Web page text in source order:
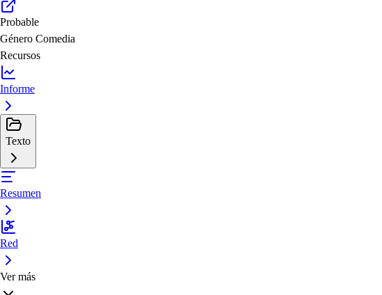
Probable
Género Comedia
Recursos
Informe
Texto
Resumen
Red
Ver más